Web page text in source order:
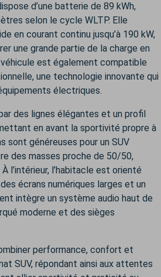
d’une batterie de 89 kWh,
selon le cycle WLTP. Elle
en courant continu jusqu’à 190 kW,
une grande partie de la charge en
est également compatible
une technologie innovante qui
électriques.
des lignes élégantes et un profil
en avant la sportivité propre à
sont généreuses pour un SUV
des masses proche de 50/50,
l’intérieur, l’habitacle est orienté
écrans numériques larges et un
intègre un système audio haut de
moderne et des sièges
performance, confort et
SUV, répondant ainsi aux attentes